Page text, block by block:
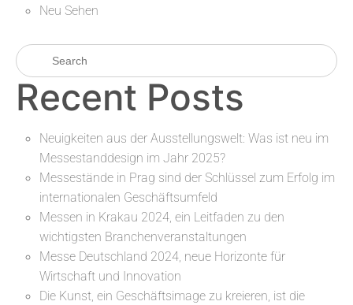
Neu Sehen
Recent Posts
Neuigkeiten aus der Ausstellungswelt: Was ist neu im
Messestanddesign im Jahr 2025?
Messestände in Prag sind der Schlüssel zum Erfolg im
internationalen Geschäftsumfeld
Messen in Krakau 2024, ein Leitfaden zu den
wichtigsten Branchenveranstaltungen
Messe Deutschland 2024, neue Horizonte für
Wirtschaft und Innovation
Die Kunst, ein Geschäftsimage zu kreieren, ist die